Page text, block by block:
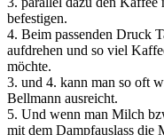
befestigen.
4. Beim passenden Druck
aufdrehen und so viel
möchte.
3. und 4. kann man so oft
Bellmann ausreicht.
5. Und wenn man Milch
mit dem Dampfauslass die